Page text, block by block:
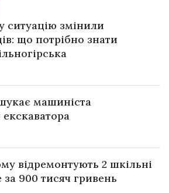
ситуацію змінили
що потрібно знати
машиніста
відремонтують 2 шкільні
900 тисяч гривень